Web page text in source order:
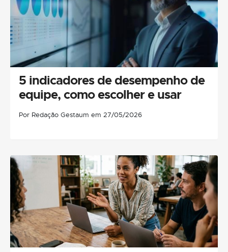
5 indicadores de desempenho de
equipe, como escolher e usar
Por Redação Gestaum em 27/05/2026